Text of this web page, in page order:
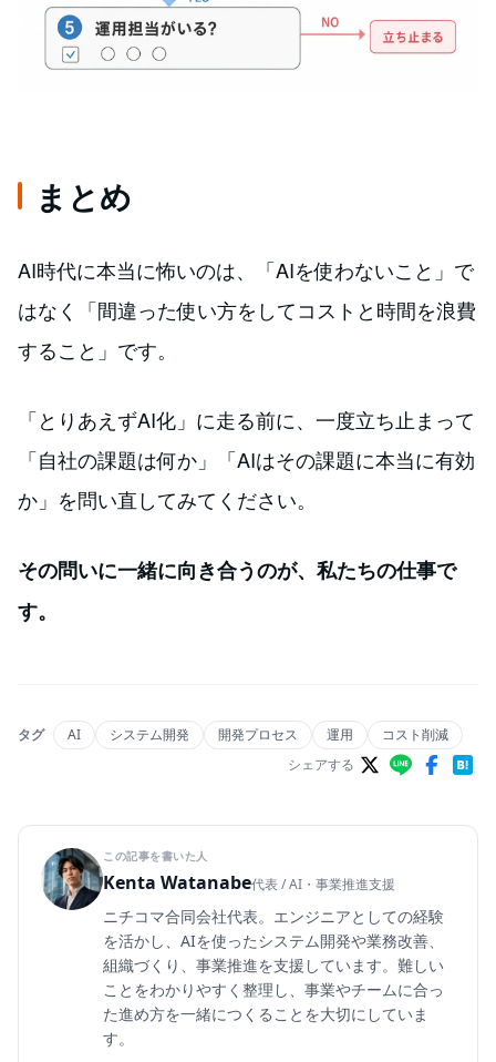
まとめ
AI時代に本当に怖いのは、「AIを使わないこと」で
はなく「間違った使い方をしてコストと時間を浪費
すること」です。
「とりあえずAI化」に走る前に、一度立ち止まって
「自社の課題は何か」「AIはその課題に本当に有効
か」を問い直してみてください。
その問いに一緒に向き合うのが、私たちの仕事で
す。
タグ AI システム開発 開発プロセス 運用
コスト削減
シェアする
この記事を書いた人
Kenta Watanabe代表 / AI・事業推進支援
ニチコマ合同会社代表。エンジニアとしての経験
を活かし、AIを使ったシステム開発や業務改善、
組織づくり、事業推進を支援しています。難しい
ことをわかりやすく整理し、事業やチームに合っ
た進め方を一緒につくることを大切にしていま
す。